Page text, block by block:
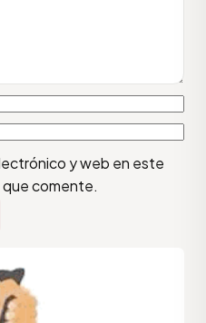
y web en este
que comente.